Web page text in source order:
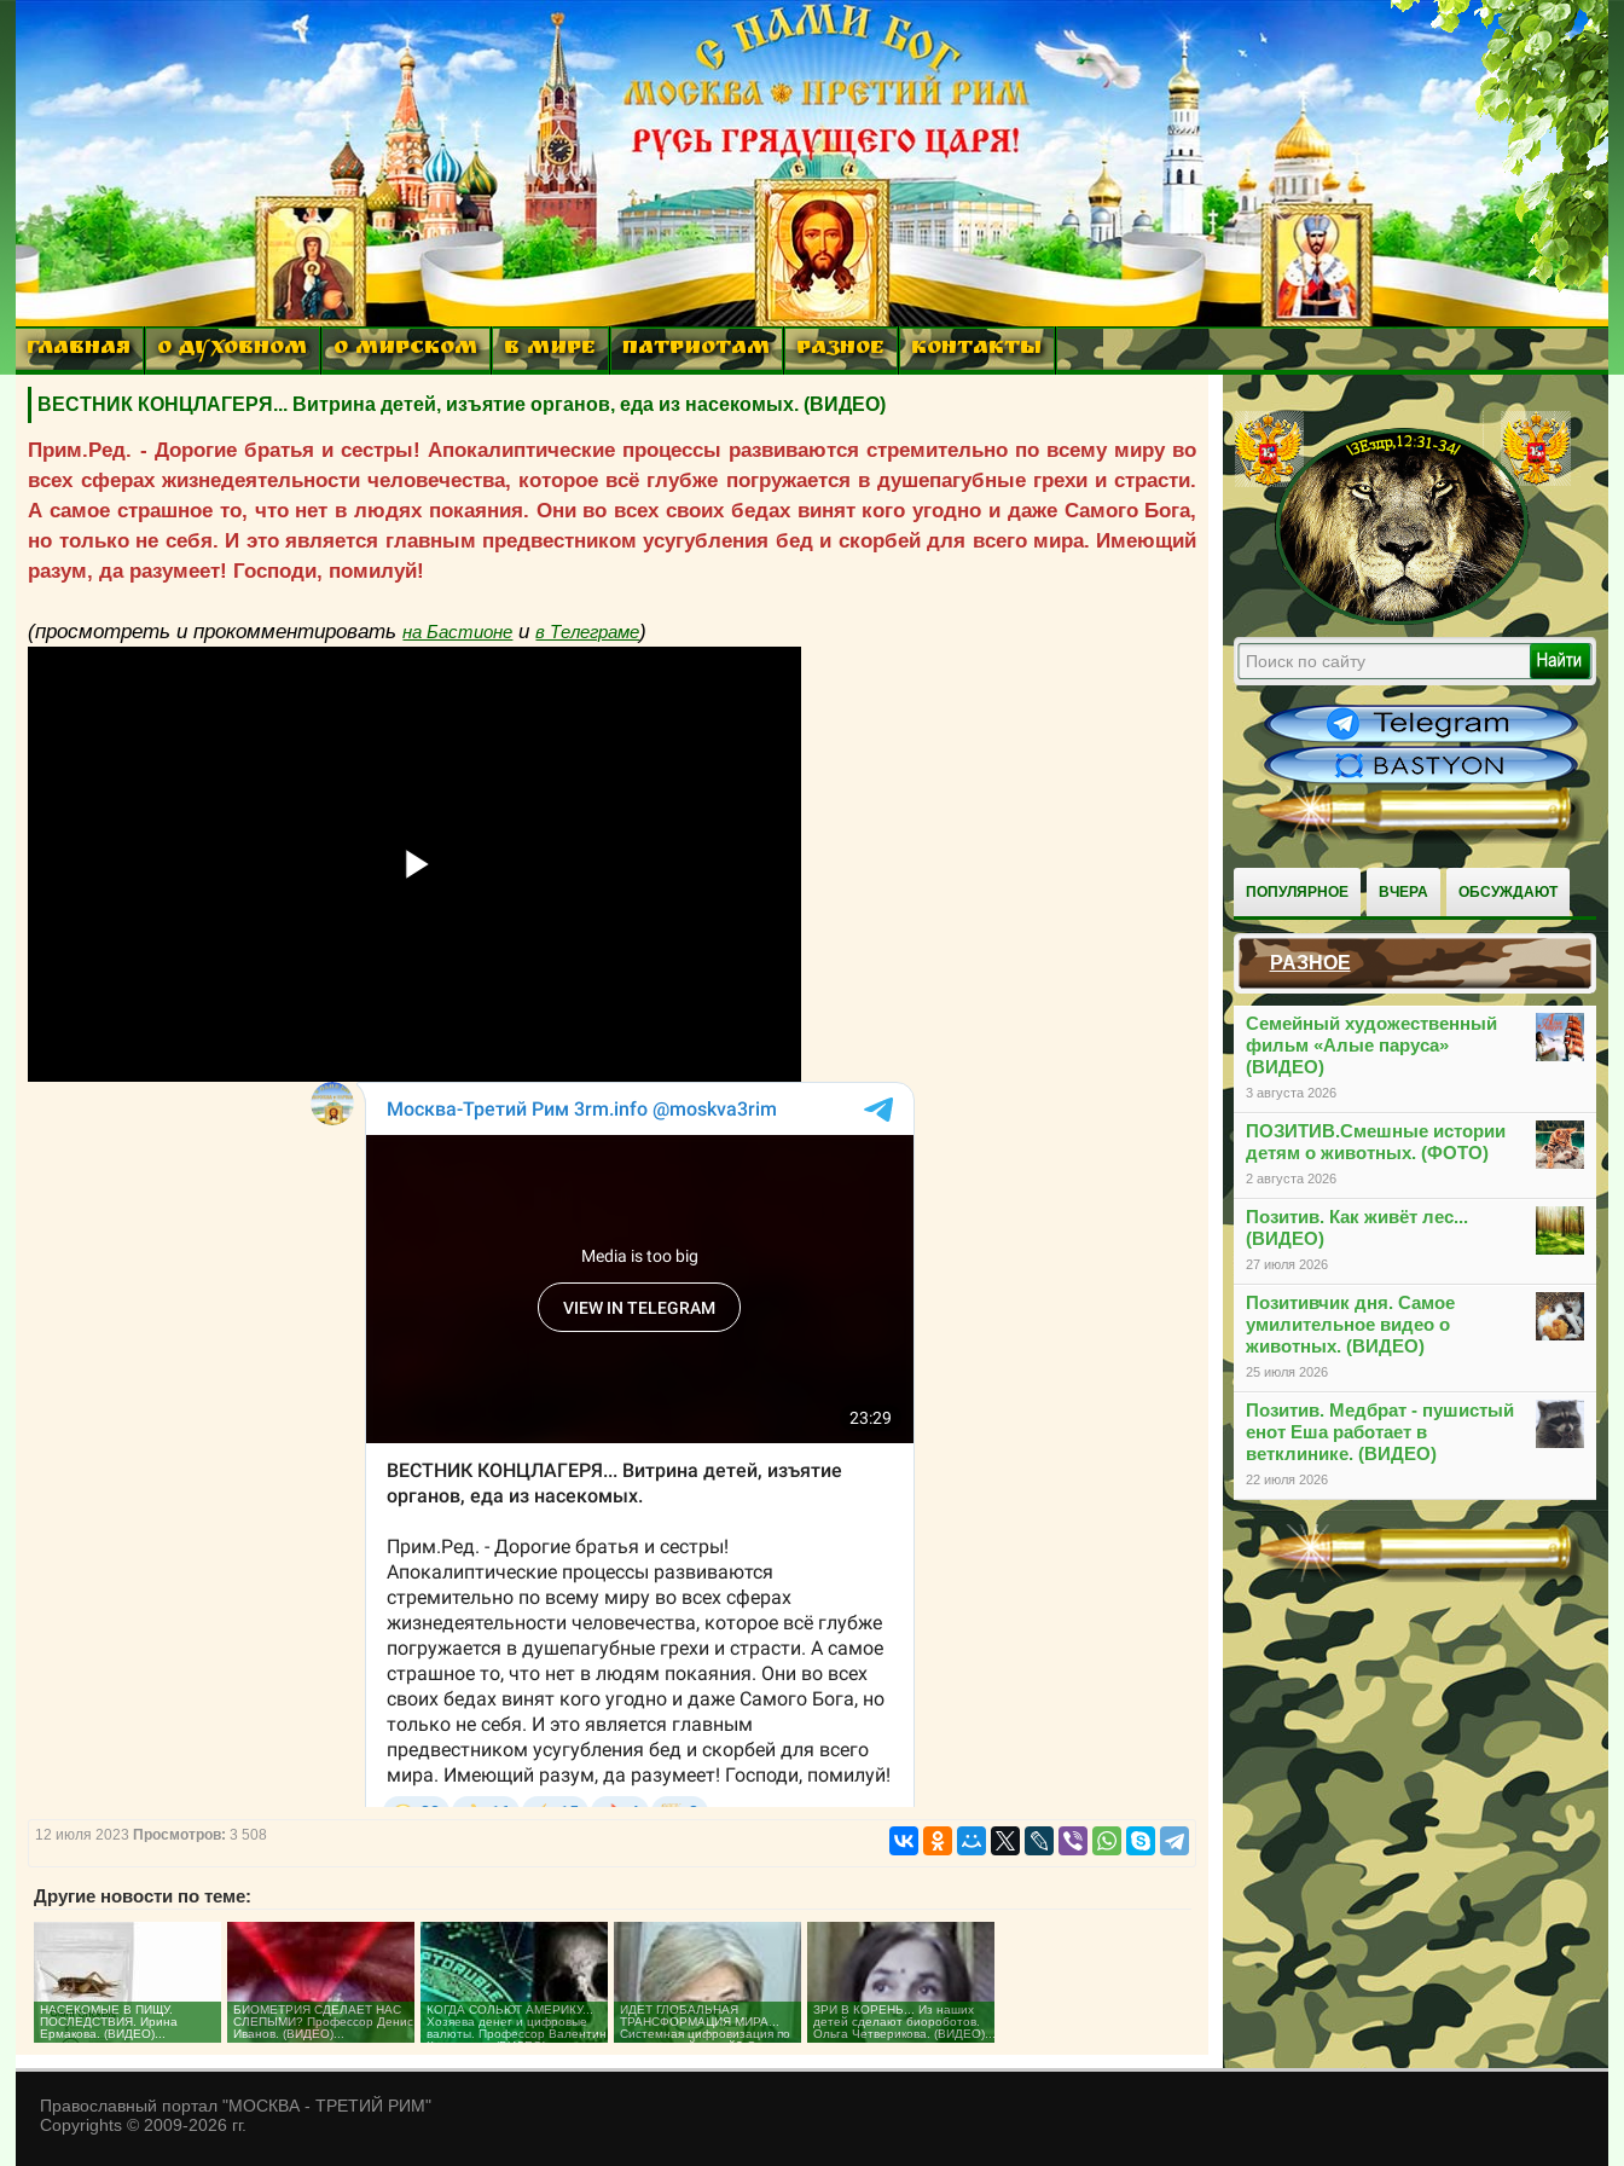
ГЛАВНАЯ О ДУХОВНОМ О МИРСКОМ В МИРЕ ПАТРИОТАМ РАЗНОЕ КОНТАКТЫ
ПОПУЛЯРНОЕ ВЧЕРА ОБСУЖДАЮТ
РАЗНОЕ
Семейный художественный
фильм «Алые паруса»
(ВИДЕО)
3 августа 2026
ПОЗИТИВ.Смешные истории
детям о животных. (ФОТО)
2 августа 2026
Позитив. Как живёт лес...
(ВИДЕО)
27 июля 2026
Позитивчик дня. Самое
умилительное видео о
животных. (ВИДЕО)
25 июля 2026
Позитив. Медбрат - пушистый
енот Еша работает в
ветклинике. (ВИДЕО)
22 июля 2026
ВЕСТНИК КОНЦЛАГЕРЯ... Витрина детей, изъятие органов, еда из насекомых. (ВИДЕО)
Прим.Ред. - Дорогие братья и сестры! Апокалиптические процессы развиваются стремительно по всему миру во
всех сферах жизнедеятельности человечества, которое всё глубже погружается в душепагубные грехи и страсти.
А самое страшное то, что нет в людях покаяния. Они во всех своих бедах винят кого угодно и даже Самого Бога,
но только не себя. И это является главным предвестником усугубления бед и скорбей для всего мира. Имеющий
разум, да разумеет! Господи, помилуй!
(просмотреть и прокомментироватьна Бастионе ив Телеграме)
12 июля 2023 Просмотров: 3 508
Другие новости по теме:
НАСЕКОМЫЕ В ПИЩУ.
ПОСЛЕДСТВИЯ. Ирина
Ермакова. (ВИДЕО)...
БИОМЕТРИЯ СДЕЛАЕТ НАС
СЛЕПЫМИ? Профессор Денис
Иванов. (ВИДЕО)...
КОГДА СОЛЬЮТ АМЕРИКУ...
Хозяева денег и цифровые
валюты. Профессор Валентин
Катасонов. (ВИДЕО)...
ИДЕТ ГЛОБАЛЬНАЯ
ТРАНСФОРМАЦИЯ МИРА...
Системная цифровизация по
плану - какой ценой? Ольга...
ЗРИ В КОРЕНЬ... Из наших
детей сделают биороботов.
Ольга Четверикова. (ВИДЕО)...
Православный портал "МОСКВА - ТРЕТИЙ РИМ"
Copyrights © 2009-2026 гг.